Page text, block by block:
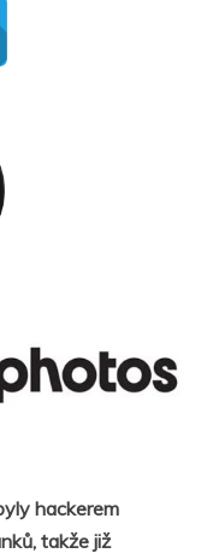
hackerem
takže již